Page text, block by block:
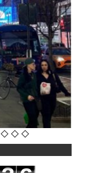
„Mileva Lajović
Šabotić
radni odnos,
osnova za
ugovora
JUNE 28, 2026
se
Šabotić od
2001.